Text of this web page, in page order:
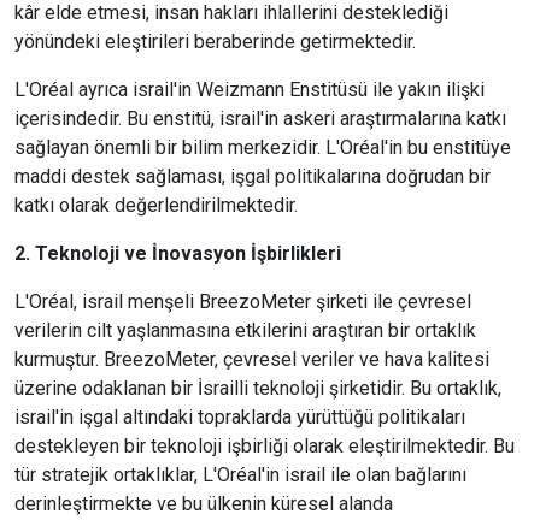
kâr elde etmesi, insan hakları ihlallerini desteklediği
yönündeki eleştirileri beraberinde getirmektedir.
L'Oréal ayrıca israil'in Weizmann Enstitüsü ile yakın ilişki
içerisindedir. Bu enstitü, israil'in askeri araştırmalarına katkı
sağlayan önemli bir bilim merkezidir. L'Oréal'in bu enstitüye
maddi destek sağlaması, işgal politikalarına doğrudan bir
katkı olarak değerlendirilmektedir.
2. Teknoloji ve İnovasyon İşbirlikleri
L'Oréal, israil menşeli BreezoMeter şirketi ile çevresel
verilerin cilt yaşlanmasına etkilerini araştıran bir ortaklık
kurmuştur. BreezoMeter, çevresel veriler ve hava kalitesi
üzerine odaklanan bir İsrailli teknoloji şirketidir. Bu ortaklık,
israil'in işgal altındaki topraklarda yürüttüğü politikaları
destekleyen bir teknoloji işbirliği olarak eleştirilmektedir. Bu
tür stratejik ortaklıklar, L'Oréal'in israil ile olan bağlarını
derinleştirmekte ve bu ülkenin küresel alanda